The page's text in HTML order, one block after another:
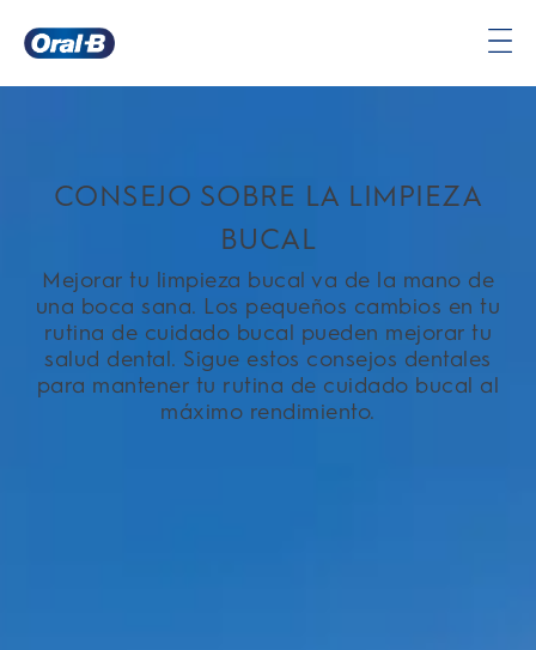
CONSEJO SOBRE LA LIMPIEZA
BUCAL
Mejorar tu limpieza bucal va de la mano de
una boca sana. Los pequeños cambios en tu
rutina de cuidado bucal pueden mejorar tu
salud dental. Sigue estos consejos dentales
para mantener tu rutina de cuidado bucal al
máximo rendimiento.